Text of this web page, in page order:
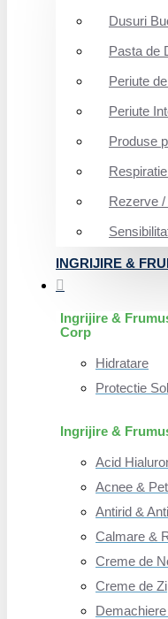
Dusuri
Pasta de
Periute
Periute
Produse
Rezerve
INGRIJIRE &
Ingrijire &
Corp
Hidratare
Protectie
Ingrijire &
Acid
Acnee &
Antirid &
Calmare &
Creme de
Creme de Zi